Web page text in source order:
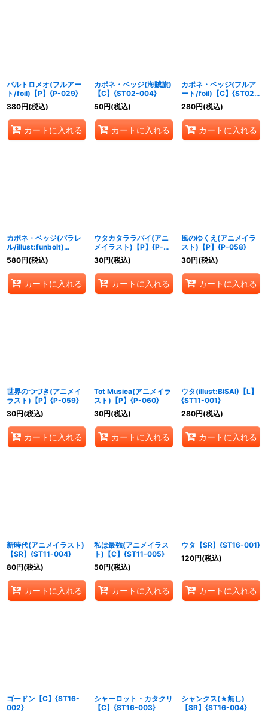
バルトロメオ(フルアー
ト/foil)【P】{P-029}
380円(税込)
カートに入れる
カポネ・ベッジ(海賊旗)
【C】{ST02-004}
50円(税込)
カートに入れる
カポネ・ベッジ(フルア
ート/foil)【C】{ST02-
004}
280円(税込)
カートに入れる
カポネ・ベッジ(パラレ
ル/illust:funbolt)
【C/P】{ST02-004}
580円(税込)
カートに入れる
ウタカタララバイ(アニ
メイラスト)【P】{P-
057}
30円(税込)
カートに入れる
風のゆくえ(アニメイラ
スト)【P】{P-058}
30円(税込)
カートに入れる
世界のつづき(アニメイ
ラスト)【P】{P-059}
30円(税込)
カートに入れる
Tot Musica(アニメイラ
スト)【P】{P-060}
30円(税込)
カートに入れる
ウタ(illust:BISAI)【L】
{ST11-001}
280円(税込)
カートに入れる
新時代(アニメイラスト)
【SR】{ST11-004}
80円(税込)
カートに入れる
私は最強(アニメイラス
ト)【C】{ST11-005}
50円(税込)
カートに入れる
ウタ【SR】{ST16-001}
120円(税込)
カートに入れる
ゴードン【C】{ST16-
002}
シャーロット・カタクリ
【C】{ST16-003}
シャンクス(★無し)
【SR】{ST16-004}